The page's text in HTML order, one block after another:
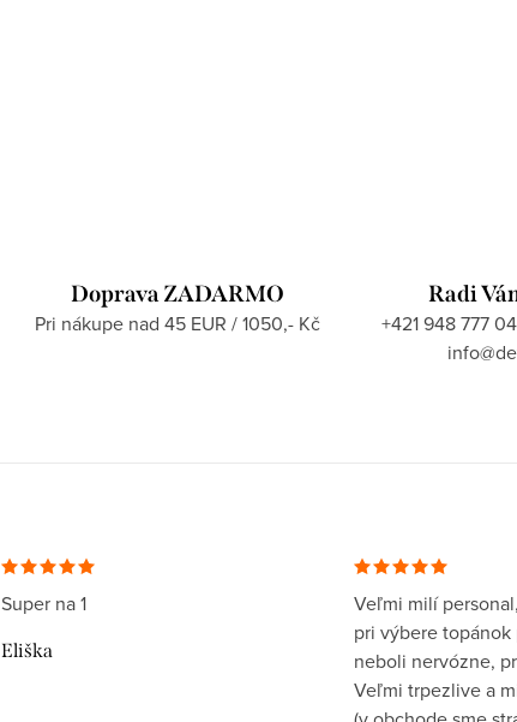
Doprava ZADARMO
Pri nákupe nad 45 EUR / 1050,- Kč
Radi
+421 948 777
Super na 1
Eliška
Veľmi milí
pri výbere
neboli nervózne,
Veľmi trpezlive a